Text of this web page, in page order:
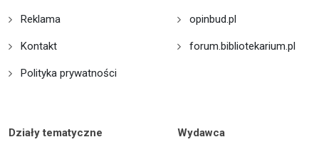
Reklama
Kontakt
Polityka prywatności
opinbud.pl
forum.bibliotekarium.pl
Działy tematyczne Wydawca